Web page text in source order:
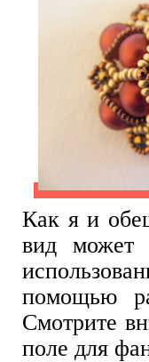
Как я и
вид может
помощью
Смотрите
поле для